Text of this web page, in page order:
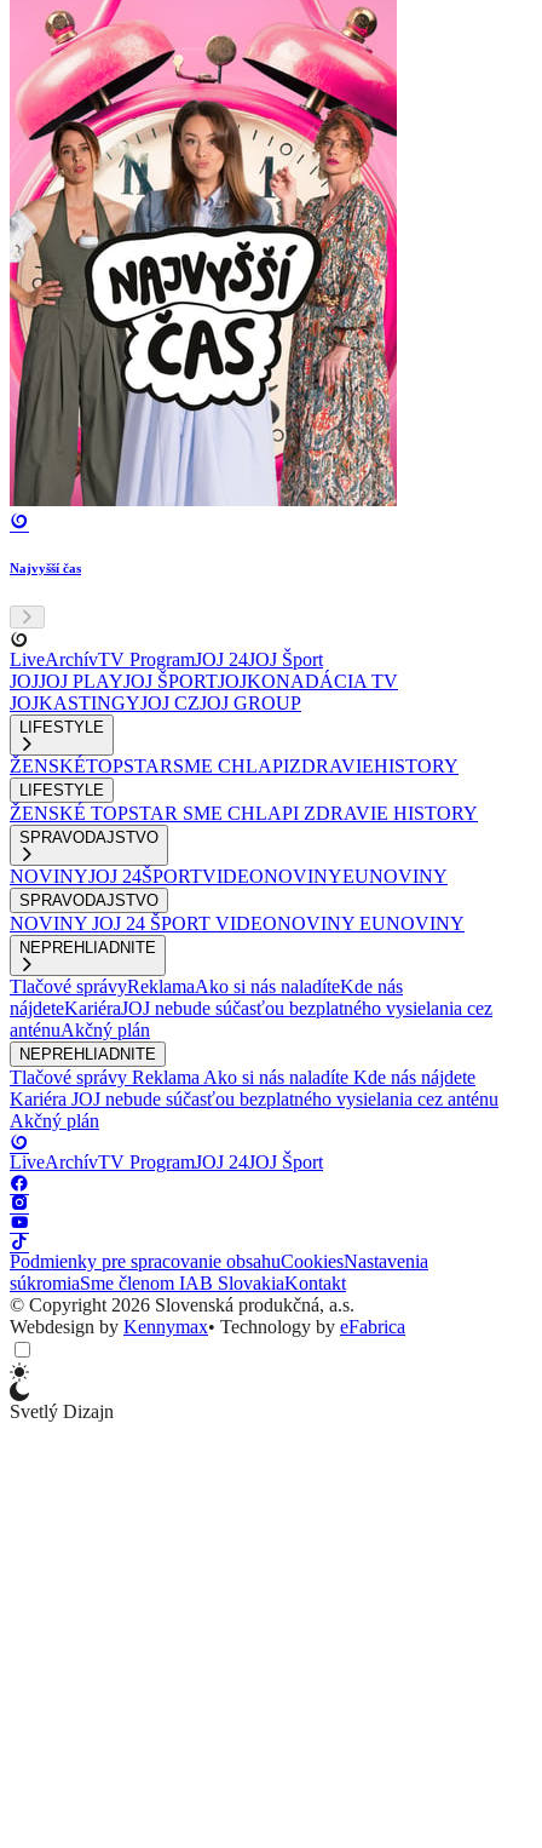
Najvyšší čas
LiveArchívTV ProgramJOJ 24JOJ Šport
JOJJOJ PLAYJOJ ŠPORTJOJKONADÁCIA TV
JOJKASTINGYJOJ CZJOJ GROUP
LIFESTYLE
ŽENSKÉTOPSTARSME CHLAPIZDRAVIEHISTORY
LIFESTYLE
ŽENSKÉ TOPSTAR SME CHLAPI ZDRAVIE HISTORY
SPRAVODAJSTVO
NOVINYJOJ 24ŠPORTVIDEONOVINYEUNOVINY
SPRAVODAJSTVO
NOVINY JOJ 24 ŠPORT VIDEONOVINY EUNOVINY
NEPREHLIADNITE
Tlačové správyReklamaAko si nás naladíteKde nás
nájdeteKariéraJOJ nebude súčasťou bezplatného vysielania cez
anténuAkčný plán
NEPREHLIADNITE
Tlačové správy Reklama Ako si nás naladíte Kde nás nájdete
Kariéra JOJ nebude súčasťou bezplatného vysielania cez anténu
Akčný plán
LiveArchívTV ProgramJOJ 24JOJ Šport
Podmienky pre spracovanie obsahuCookiesNastavenia
súkromiaSme členom IAB SlovakiaKontakt
© Copyright 2026 Slovenská produkčná, a.s.
Webdesign by Kennymax• Technology by eFabrica
Svetlý Dizajn